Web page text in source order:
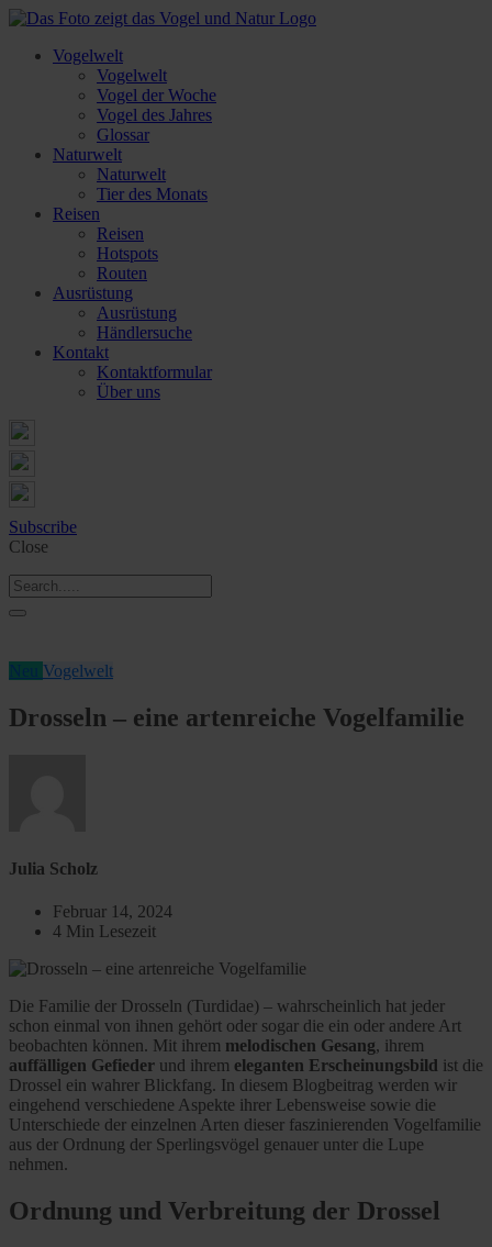
Vogelwelt
Vogelwelt
Vogel der Woche
Vogel des Jahres
Glossar
Naturwelt
Naturwelt
Tier des Monats
Reisen
Reisen
Hotspots
Routen
Ausrüstung
Ausrüstung
Händlersuche
Kontakt
Kontaktformular
Über uns
Subscribe
Close
Vogelwelt
Drosseln – eine artenreiche Vogelfamilie
Julia Scholz
Februar 14, 2024
4 Min Lesezeit
Die Familie der Drosseln (Turdidae) – wahrscheinlich hat jeder
schon einmal von ihnen gehört oder sogar die ein oder andere Art
beobachten können. Mit ihrem melodischen Gesang, ihrem
auffälligen Gefieder und ihrem eleganten Erscheinungsbild ist die
Drossel ein wahrer Blickfang. In diesem Blogbeitrag werden wir
eingehend verschiedene Aspekte ihrer Lebensweise sowie die
Unterschiede der einzelnen Arten dieser faszinierenden Vogelfamilie
aus der Ordnung der Sperlingsvögel genauer unter die Lupe
nehmen.
Ordnung und Verbreitung der Drossel